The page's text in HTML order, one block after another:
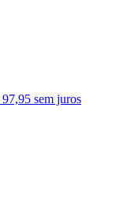
sem juros